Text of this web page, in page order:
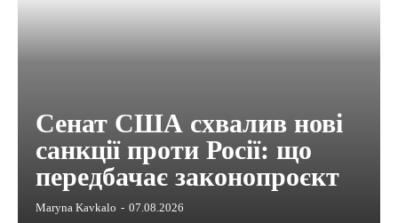
Сенат США схвалив нові
санкції проти Росії: що
передбачає законопроєкт
Maryna Kavkalo - 07.08.2026